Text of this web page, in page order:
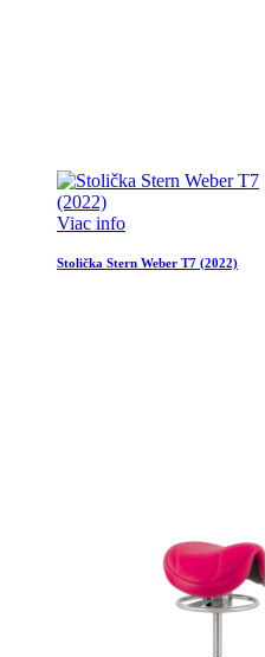
Viac info
Stolička Stern Weber T7 (2022)